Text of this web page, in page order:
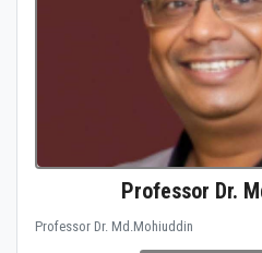
Professor Dr.
Professor Dr. Md.Mohiuddin